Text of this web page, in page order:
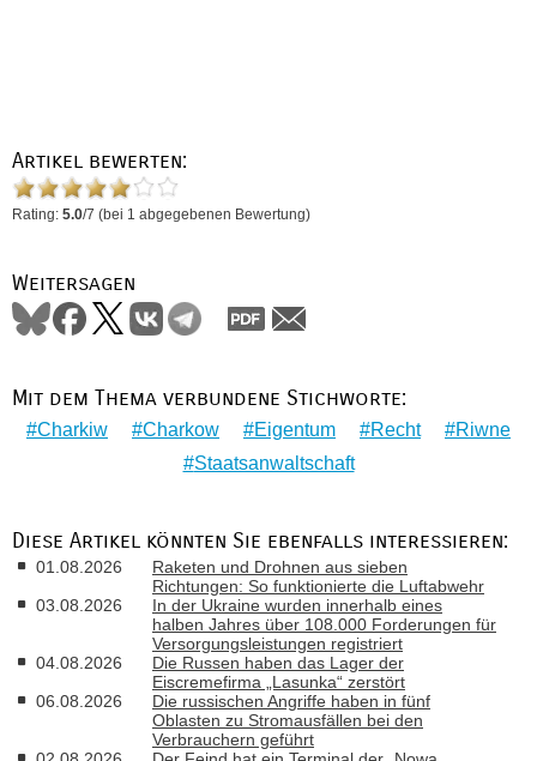
Artikel bewerten:
Rating: 5.0/7 (bei 1 abgegebenen Bewertung)
Weitersagen
Mit dem Thema verbundene Stichworte:
Charkiw Charkow Eigentum Recht
Riwne
Staatsanwaltschaft
Diese Artikel könnten Sie ebenfalls interessieren:
01.08.2026
Raketen und Drohnen aus sieben
Richtungen: So funktionierte die Luftabwehr
03.08.2026
In der Ukraine wurden innerhalb eines
halben Jahres über 108.000 Forderungen für
Versorgungsleistungen registriert
04.08.2026
Die Russen haben das Lager der
Eiscremefirma „Lasunka“ zerstört
06.08.2026
Die russischen Angriffe haben in fünf
Oblasten zu Stromausfällen bei den
Verbrauchern geführt